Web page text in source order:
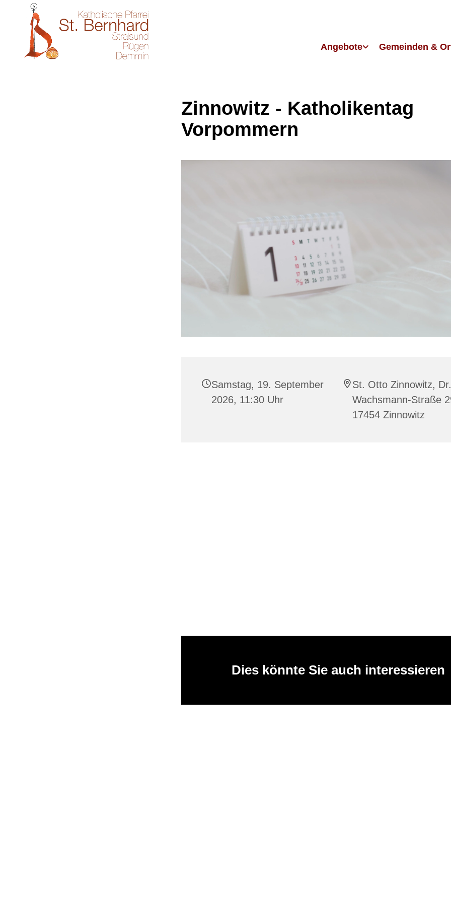
Angebote Gemeinden &
Zinnowitz - Katholikentag
Vorpommern
Samstag, 19. September
2026, 11:30 Uhr
St. Otto Zinnowitz,
Wachsmann-Straße
17454 Zinnowitz
Dies könnte Sie auch interessieren